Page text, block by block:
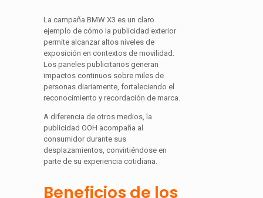
La campaña BMW X3 es un claro
ejemplo de cómo la publicidad exterior
permite alcanzar altos niveles de
exposición en contextos de movilidad.
Los paneles publicitarios generan
impactos continuos sobre miles de
personas diariamente, fortaleciendo el
reconocimiento y recordación de marca.
A diferencia de otros medios, la
publicidad OOH acompaña al
consumidor durante sus
desplazamientos, convirtiéndose en
parte de su experiencia cotidiana.
Beneficios de los